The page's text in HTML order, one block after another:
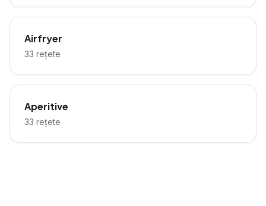
Airfryer
33 rețete
Aperitive
33 rețete